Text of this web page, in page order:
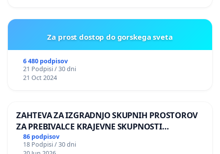
Za prost dostop do gorskega sveta
6 480 podpisov
21 Podpisi / 30 dni
21 Oct 2024
ZAHTEVA ZA IZGRADNJO SKUPNIH PROSTOROV
ZA PREBIVALCE KRAJEVNE SKUPNOSTI
PRESTRANEK
86 podpisov
18 Podpisi / 30 dni